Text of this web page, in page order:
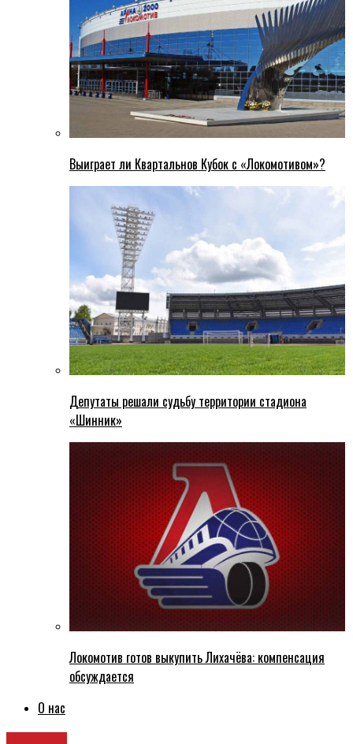
Выиграет ли Квартальнов Кубок с «Локомотивом»?
Депутаты решали судьбу территории стадиона
«Шинник»
Локомотив готов выкупить Лихачёва: компенсация
обсуждается
О нас